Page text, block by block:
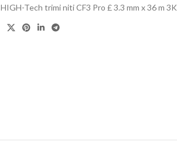
HIGH-Tech trimi niti CF3 Pro £ 3.3 mm x 36 m 3K